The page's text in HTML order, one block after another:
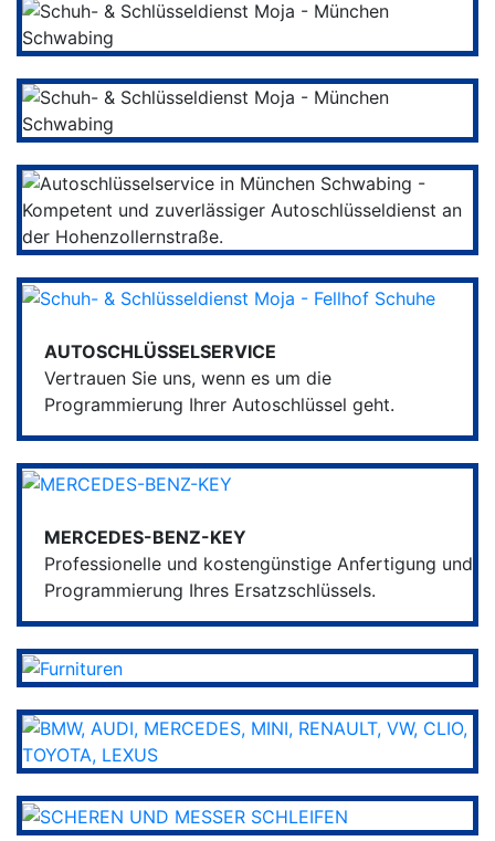
AUTOSCHLÜSSELSERVICE
Vertrauen Sie uns, wenn es um die
Programmierung Ihrer Autoschlüssel geht.
MERCEDES-BENZ-KEY
Professionelle und kostengünstige Anfertigung und
Programmierung Ihres Ersatzschlüssels.